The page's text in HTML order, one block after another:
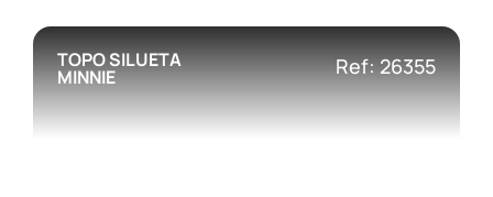
TOPO SILUETA
MINNIE Ref: 26355